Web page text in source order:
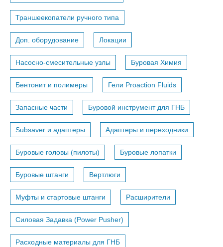
Траншеекопатели ручного типа
Доп. оборудование Локации
Насосно-смесительные узлы Буровая Химия
Бентонит и полимеры Гели Proaction Fluids
Запасные части Буровой инструмент для ГНБ
Subsaver и адаптеры Адаптеры и переходники
Буровые головы (пилоты) Буровые лопатки
Буровые штанги Вертлюги
Муфты и стартовые штанги Расширители
Силовая Задавка (Power Pusher)
Расходные материалы для ГНБ